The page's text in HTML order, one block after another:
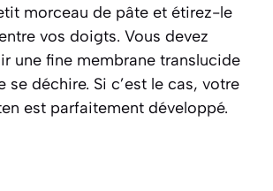
morceau de pâte et étirez-le
vos doigts. Vous devez
une fine membrane translucide
se déchire. Si c’est le cas, votre
est parfaitement développé.